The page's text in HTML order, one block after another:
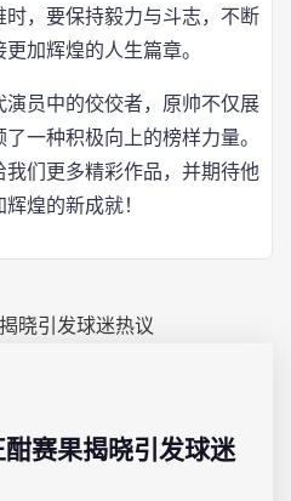
，要保持毅力与斗志，不断
加辉煌的人生篇章。
员中的佼佼者，原帅不仅展
一种积极向上的榜样力量。
们更多精彩作品，并期待他
煌的新成就！
赛果揭晓引发球迷